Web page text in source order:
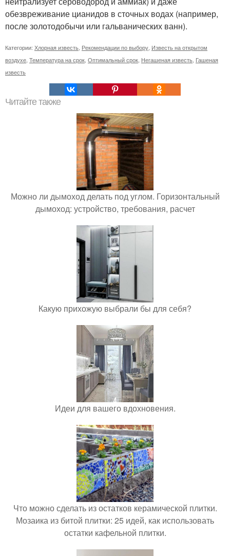
обезвреживание цианидов в сточных водах (например,
после золотодобычи или гальванических ванн).
Категории: Хлорная известь Рекомендации по выбору Известь на открытом
воздухе Температура на срок Оптимальный срок Негашеная известь Гашеная
известь
Читайте также
Можно ли дымоход делать под углом. Горизонтальный
дымоход: устройство, требования, расчет
Какую прихожую выбрали бы для себя?
Идеи для вашего вдохновения.
Что можно сделать из остатков керамической плитки.
Мозаика из битой плитки: 25 идей, как использовать
остатки кафельной плитки.